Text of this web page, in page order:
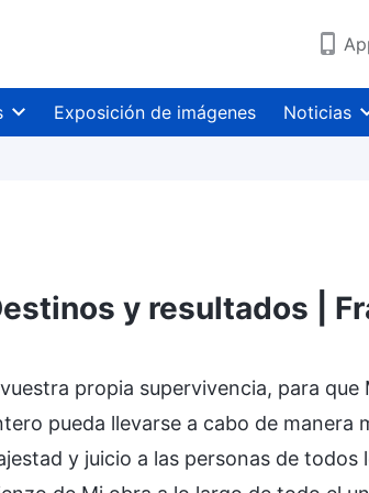
Exposición de imágenes Noticias
y resultados |
propia supervivencia, para que
pueda llevarse a cabo de manera
y juicio a las personas de todos